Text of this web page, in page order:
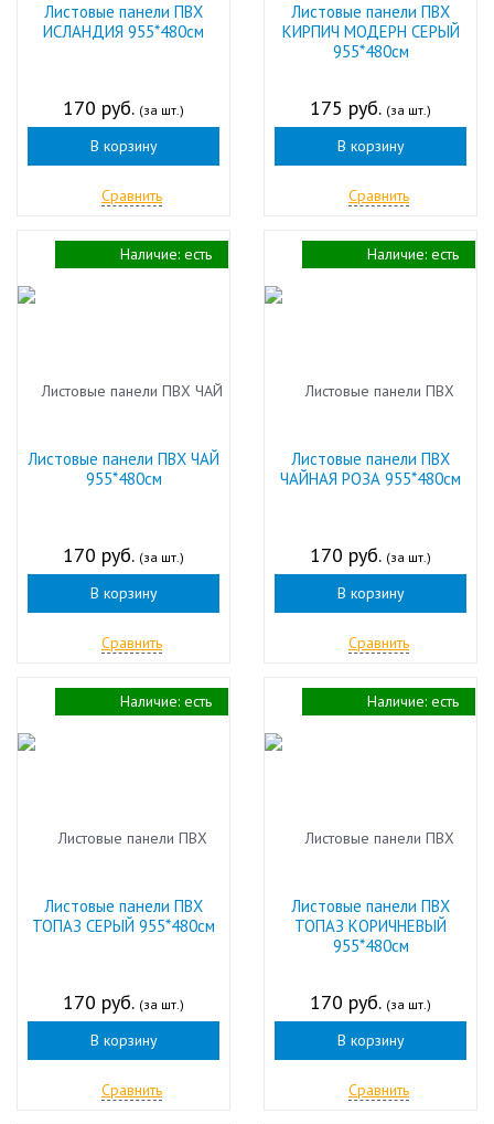
Листовые панели ПВХ
ИСЛАНДИЯ 955*480см
170 руб. (за шт.)
В корзину
Сравнить
Листовые панели ПВХ
КИРПИЧ МОДЕРН СЕРЫЙ
955*480см
175 руб. (за шт.)
В корзину
Сравнить
Листовые панели ПВХ ЧАЙ
955*480см
170 руб. (за шт.)
В корзину
Сравнить
Наличие: есть
Листовые панели ПВХ
ЧАЙНАЯ РОЗА 955*480см
170 руб. (за шт.)
В корзину
Сравнить
Наличие: есть
Листовые панели ПВХ
ТОПАЗ СЕРЫЙ 955*480см
170 руб. (за шт.)
В корзину
Сравнить
Наличие: есть
Листовые панели ПВХ
ТОПАЗ КОРИЧНЕВЫЙ
955*480см
170 руб. (за шт.)
В корзину
Сравнить
Наличие: есть